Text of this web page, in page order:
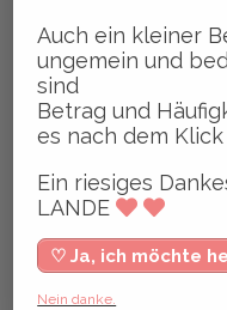
Der Artikel
zugänglich
hier im Blog.
werden kann.
Daher gibt
Auch ein kleiner
ungemein und
sind
Betrag und
es nach dem
Ein riesiges
LANDE
♡ Ja, ich möchte
Nein danke.